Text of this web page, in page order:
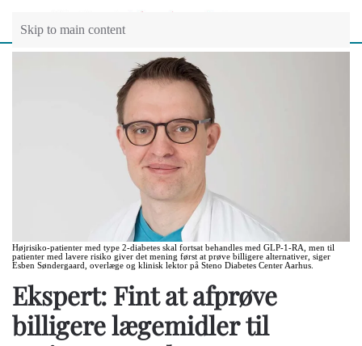
Skip to main content
Højrisiko-patienter med type 2-diabetes skal fortsat behandles med GLP-1-RA, men til
patienter med lavere risiko giver det mening først at prøve billigere alternativer, siger
Esben Søndergaard, overlæge og klinisk lektor på Steno Diabetes Center Aarhus.
Ekspert: Fint at afprøve
billigere lægemidler til